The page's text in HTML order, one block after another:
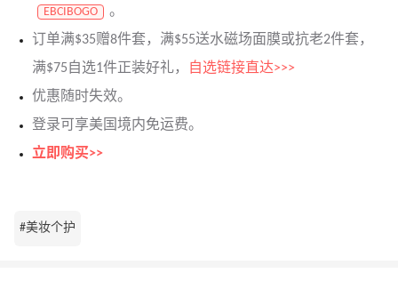
EBCIBOGO
。
订单满$35赠8件套，满$55送水磁场面膜或抗老2件套，
满$75自选1件正装好礼，
自选链接直达>>>
优惠随时失效。
登录可享美国境内免运费。
立即购买>>
#美妆个护